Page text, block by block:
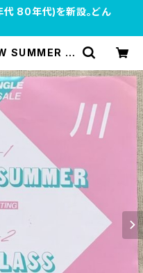
80年代)を新設。どん
SUMMER プ